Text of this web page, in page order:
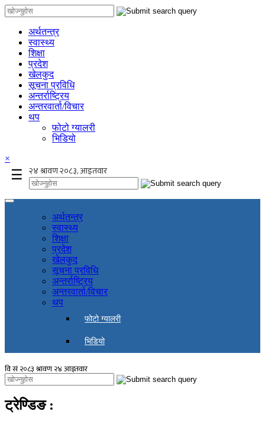
अर्थतन्त्र
स्वास्थ्य
शिक्षा
प्रदेश
खेलकुद
सूचना प्रविधि
अन्तर्राष्ट्रिय
अन्तरवार्ता/विचार
थप
फोटो ग्यालरी
भिडियो
×
☰
अर्थतन्त्र
स्वास्थ्य
शिक्षा
प्रदेश
खेलकुद
सूचना प्रविधि
अन्तर्राष्ट्रिय
अन्तरवार्ता/विचार
थप
फोटो ग्यालरी
भिडियो
ट्रेण्डिङ :